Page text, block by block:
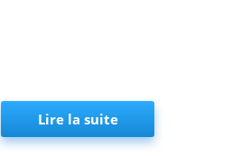
Lire la suite